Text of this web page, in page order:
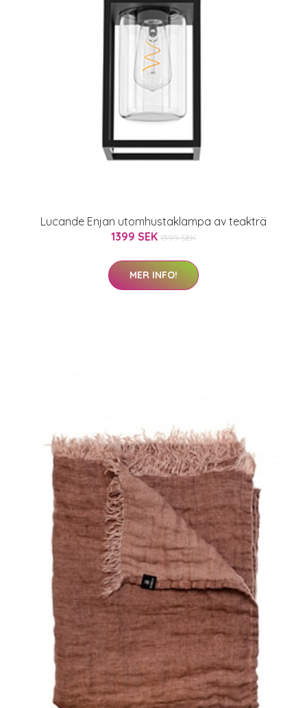
Lucande Enjan utomhustaklampa av teakträ
1399 SEK 1599 SEK
MER INFO!